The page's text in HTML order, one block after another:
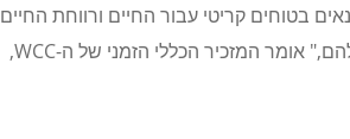
בטוחים קריטי עבור החיים ורווחת החיים
אומר המזכיר הכללי הזמני של ה-WCC
,